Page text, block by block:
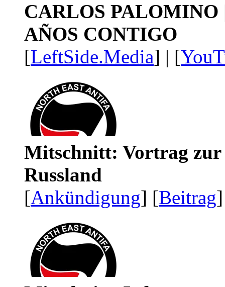
CARLOS PALOMINO
AÑOS CONTIGO
[LeftSide.Media] | [
Mitschnitt: Vortrag zur
Russland
[Ankündigung] [Beitrag